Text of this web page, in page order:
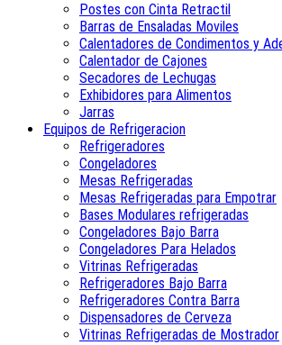
Postes con Cinta Retractil
Barras de Ensaladas Moviles
Calentadores de Condimentos y
Calentador de Cajones
Secadores de Lechugas
Exhibidores para Alimentos
Jarras
Equipos de Refrigeracion
Refrigeradores
Congeladores
Mesas Refrigeradas
Mesas Refrigeradas para Empotrar
Bases Modulares refrigeradas
Congeladores Bajo Barra
Congeladores Para Helados
Vitrinas Refrigeradas
Refrigeradores Bajo Barra
Refrigeradores Contra Barra
Dispensadores de Cerveza
Vitrinas Refrigeradas de Mostrador